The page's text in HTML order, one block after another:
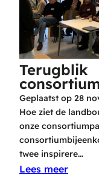
Terugblik
Geplaatst op 28
Hoe ziet de
onze
twee inspirere…
Lees meer